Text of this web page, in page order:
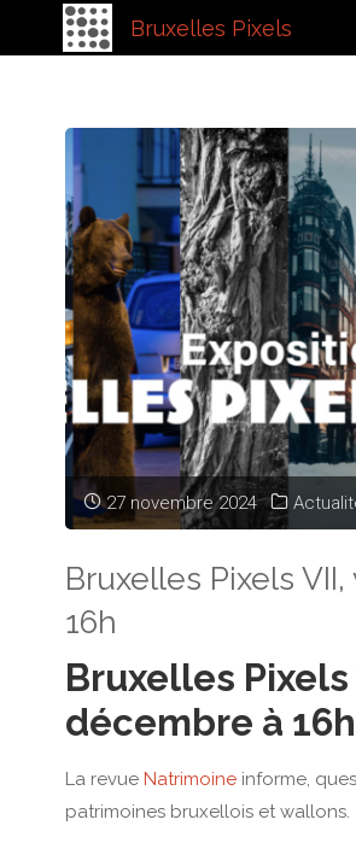
Bruxelles Pixels
27 novembre 2024
Bruxelles Pixels
16h
Bruxelles
décembre à 16h
La revue Natrimoineinforme,
patrimoines bruxellois et wallons.